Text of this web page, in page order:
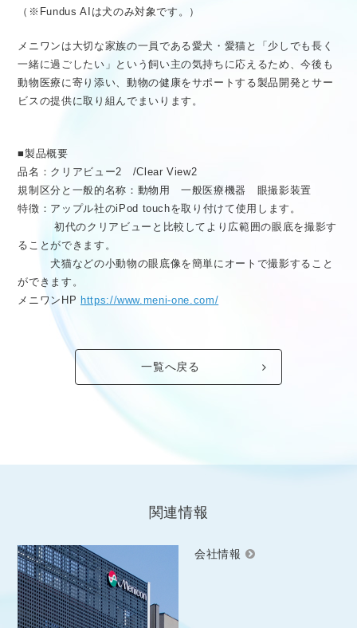
（※Fundus AIは犬のみ対象です。）
メニワンは大切な家族の一員である愛犬・愛猫と「少しでも長く
一緒に過ごしたい」という飼い主の気持ちに応えるため、今後も
動物医療に寄り添い、動物の健康をサポートする製品開発とサー
ビスの提供に取り組んでまいります。
■製品概要
品名：クリアビュー2 /Clear View2
規制区分と一般的名称：動物用 一般医療機器 眼撮影装置
特徴：アップル社のiPod touchを取り付けて使用します。
初代のクリアビューと比較してより広範囲の眼底を撮影す
ることができます。
犬猫などの小動物の眼底像を簡単にオートで撮影すること
ができます。
メニワンHP https://www.meni-one.com/
一覧へ戻る
関連情報
会社情報